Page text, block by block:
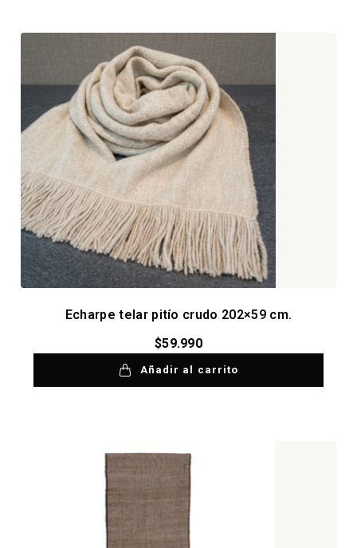
Echarpe telar pitío crudo 202×59 cm.
$59.990
Añadir al carrito